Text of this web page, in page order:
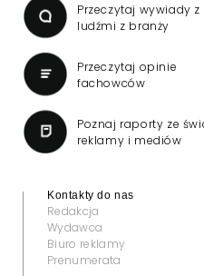
Przeczytaj wywiady z
ludźmi z branży
Przeczytaj opinie
fachowców
Poznaj raporty ze
reklamy i mediów
Kontakty do nas
Redakcja
Wydawca
Biuro reklamy
Prenumerata